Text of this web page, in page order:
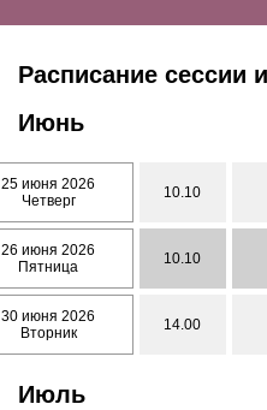
Расписание сессии
Июнь
25 июня 2026
Четверг
10.10
26 июня 2026
Пятница
10.10
30 июня 2026
Вторник
14.00
Июль